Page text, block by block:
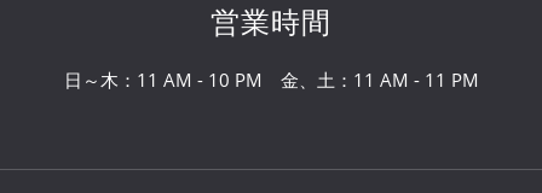
営業時間
日～木：11 AM - 10 PM 金、土：11 AM - 11 PM